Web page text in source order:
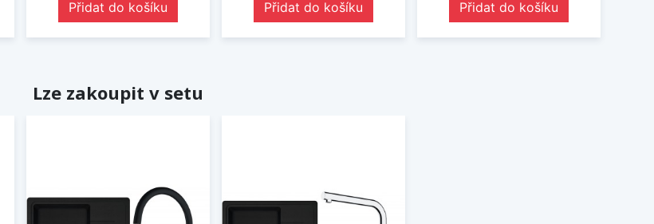
Přidat do košíku Přidat do košíku Přidat do košíku
Lze zakoupit v setu